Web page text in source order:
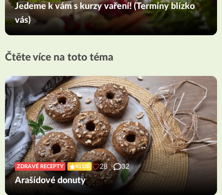
Jedeme k vám s kurzy vaření! (Termíny blízko
vás)
Čtěte více na toto téma
ZDRAVÉ RECEPTY KLUB 28 32
Arašídové donuty